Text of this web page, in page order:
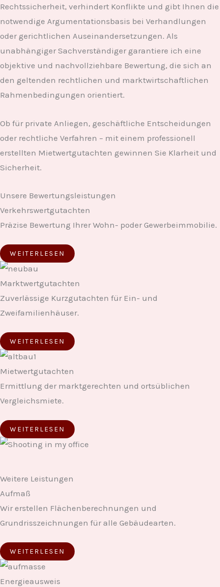
Rechtssicherheit, verhindert Konflikte und gibt Ihnen die
notwendige Argumentationsbasis bei Verhandlungen
oder gerichtlichen Auseinandersetzungen. Als
unabhängiger Sachverständiger garantiere ich eine
objektive und nachvollziehbare Bewertung, die sich an
den geltenden rechtlichen und marktwirtschaftlichen
Rahmenbedingungen orientiert.
Ob für private Anliegen, geschäftliche Entscheidungen
oder rechtliche Verfahren – mit einem professionell
erstellten Mietwertgutachten gewinnen Sie Klarheit und
Sicherheit.
Unsere Bewertungsleistungen
Verkehrswertgutachten
Präzise Bewertung Ihrer Wohn- poder Gewerbeimmobilie.
WEITERLESEN
Marktwertgutachten
Zuverlässige Kurzgutachten für Ein- und
Zweifamilienhäuser.
WEITERLESEN
Mietwertgutachten
Ermittlung der marktgerechten und ortsüblichen
Vergleichsmiete.
WEITERLESEN
Weitere Leistungen
Aufmaß
Wir erstellen Flächenberechnungen und
Grundrisszeichnungen für alle Gebäudearten.
WEITERLESEN
Energieausweis